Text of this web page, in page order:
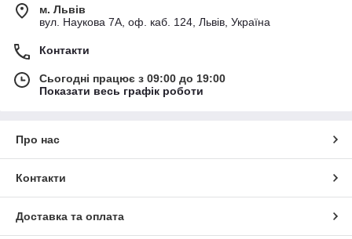
м. Львів
вул. Наукова 7А, оф. каб. 124, Львів, Україна
Контакти
Сьогодні працює з 09:00 до 19:00
Показати весь графік роботи
Про нас
Контакти
Доставка та оплата